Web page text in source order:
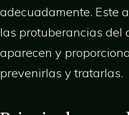
adecuadamente. Este
las protuberancias del
aparecen y
prevenirlas y tratarlas.